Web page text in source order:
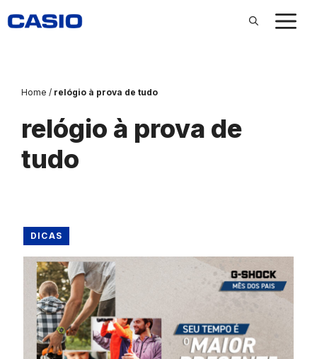
para
Home / relógio à prova de tudo
relógio à prova de
tudo
DICAS